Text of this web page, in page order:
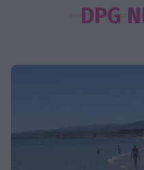
Σταματίνα Τσιμτσιλή:
αφουγκράζεσαι τι
επεισόδια και guest
Ποιους θα δούμε στα
DPG